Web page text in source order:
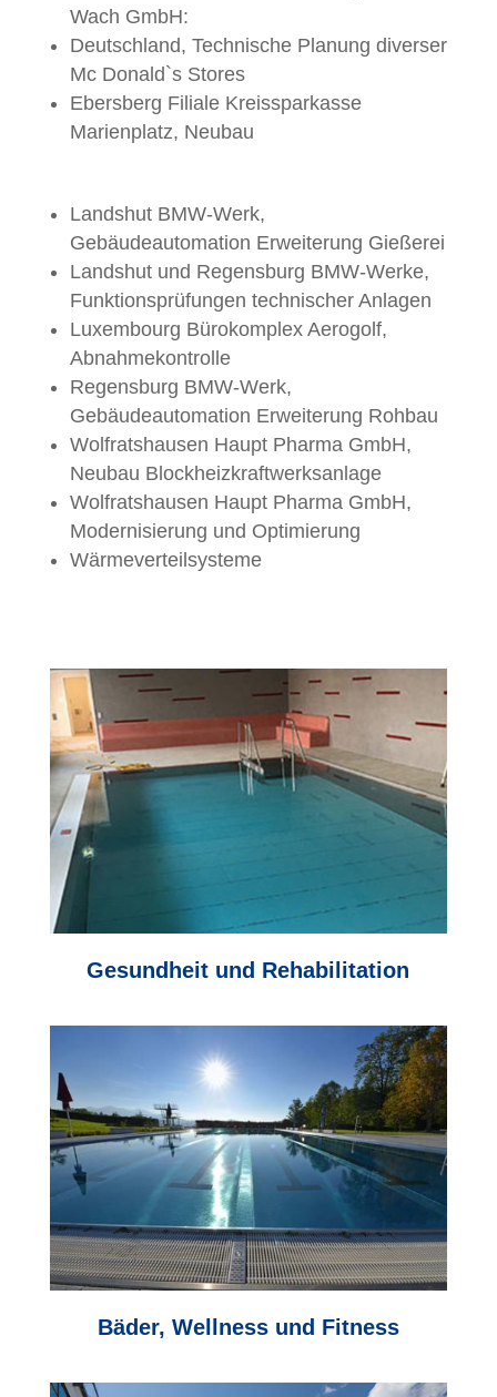
Wach GmbH:
Deutschland, Technische Planung diverser
Mc Donald`s Stores
Ebersberg Filiale Kreissparkasse
Marienplatz, Neubau
Landshut BMW-Werk,
Gebäudeautomation Erweiterung Gießerei
Landshut und Regensburg BMW-Werke,
Funktionsprüfungen technischer Anlagen
Luxembourg Bürokomplex Aerogolf,
Abnahmekontrolle
Regensburg BMW-Werk,
Gebäudeautomation Erweiterung Rohbau
Wolfratshausen Haupt Pharma GmbH,
Neubau Blockheizkraftwerksanlage
Wolfratshausen Haupt Pharma GmbH,
Modernisierung und Optimierung
Wärmeverteilsysteme
Gesundheit und Rehabilitation
Bäder, Wellness und Fitness